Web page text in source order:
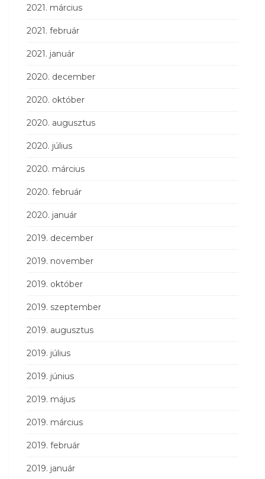
2021. március
2021. február
2021. január
2020. december
2020. október
2020. augusztus
2020. július
2020. március
2020. február
2020. január
2019. december
2019. november
2019. október
2019. szeptember
2019. augusztus
2019. július
2019. június
2019. május
2019. március
2019. február
2019. január